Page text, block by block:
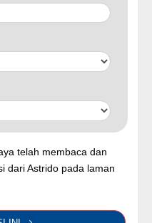
telah membaca dan
dari Astrido pada laman